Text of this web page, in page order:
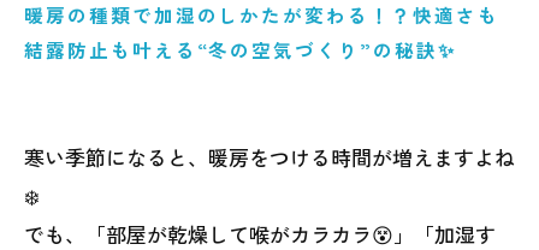
暖房の種類で加湿のしかたが変わる！？快適さも
結露防止も叶える“冬の空気づくり”の秘訣✨
寒い季節になると、暖房をつける時間が増えますよね
❄️
でも、「部屋が乾燥して喉がカラカラ😵」「加湿す